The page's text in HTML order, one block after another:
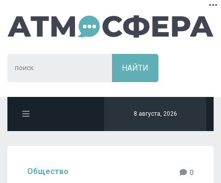
8 августа, 2026
Общество 0